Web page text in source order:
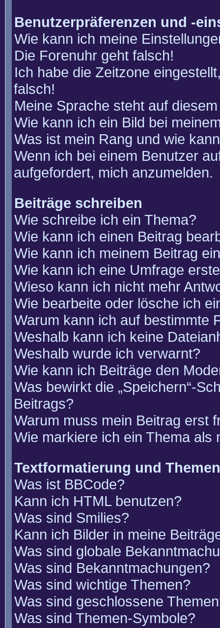
Benutzerpräferenzen und -
Wie kann ich meine
Die Forenuhr geht falsch!
Ich habe die Zeitzone
falsch!
Meine Sprache steht auf
Wie kann ich ein Bild bei
Was ist mein Rang und wie
Wenn ich bei einem Benutzer
aufgefordert, mich anzumelden.
Beiträge schreiben
Wie schreibe ich ein Thema?
Wie kann ich einen Beitrag
Wie kann ich meinem Beitrag
Wie kann ich eine Umfrage
Wieso kann ich nicht mehr
Wie bearbeite oder lösche ich
Warum kann ich auf bestimmte
Weshalb kann ich keine
Weshalb wurde ich verwarnt?
Wie kann ich Beiträge den
Was bewirkt die „Speichern“-
Beitrags?
Warum muss mein Beitrag erst
Wie markiere ich ein Thema als
Textformatierung und
Was ist BBCode?
Kann ich HTML benutzen?
Was sind Smilies?
Kann ich Bilder in meine
Was sind globale
Was sind Bekanntmachungen?
Was sind wichtige Themen?
Was sind geschlossene
Was sind Themen-Symbole?